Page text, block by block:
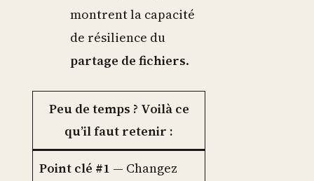
montrent la capacité
de résilience du
partage de fichiers.
Peu de temps ? Voilà ce
qu’il faut retenir :
Point clé #1 — Changez